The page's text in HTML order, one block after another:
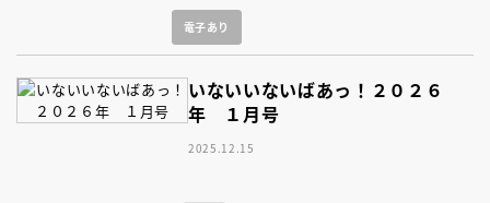
電子あり
いないいないばあっ！２０２６
年 １月号
2025.12.15